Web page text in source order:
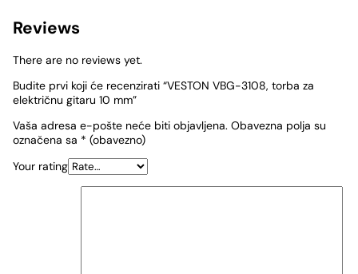
Reviews
There are no reviews yet.
Budite prvi koji će recenzirati “VESTON VBG-3108, torba za
električnu gitaru 10 mm”
Vaša adresa e-pošte neće biti objavljena. Obavezna polja su
označena sa * (obavezno)
Your rating